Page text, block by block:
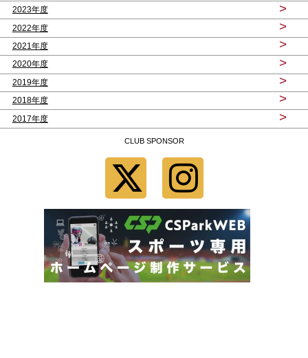
2023年度 >
2022年度 >
2021年度 >
2020年度 >
2019年度 >
2018年度 >
2017年度 >
CLUB SPONSOR